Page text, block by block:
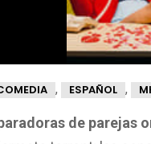
, ESPAÑOL ,
de parejas